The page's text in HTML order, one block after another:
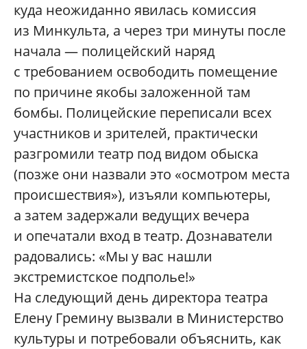
куда неожиданно явилась комиссия
из Минкульта, а через три минуты после
начала — полицейский наряд
с требованием освободить помещение
по причине якобы заложенной там
бомбы. Полицейские переписали всех
участников и зрителей, практически
разгромили театр под видом обыска
(позже они назвали это «осмотром места
происшествия»), изъяли компьютеры,
а затем задержали ведущих вечера
и опечатали вход в театр. Дознаватели
радовались: «Мы у вас нашли
экстремистское подполье!»
На следующий день директора театра
Елену Гремину вызвали в Министерство
культуры и потребовали объяснить, как